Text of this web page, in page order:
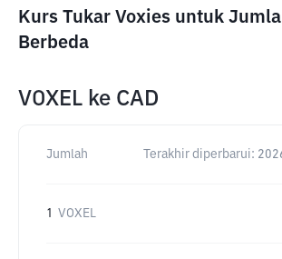
Kurs Tukar Voxies untuk
Berbeda
VOXEL ke CAD
Jumlah Terakhir diperbarui:
1 VOXEL